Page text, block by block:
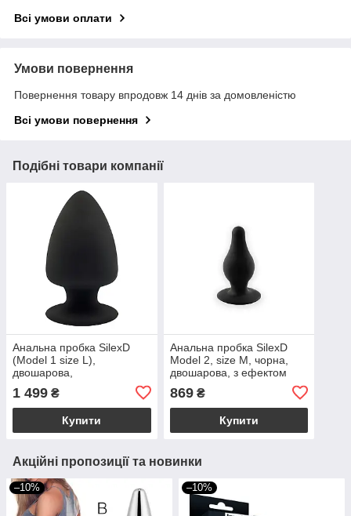
Всі умови оплати
Умови повернення
Повернення товару впродовж 14 днів за домовленістю
Всі умови повернення
Подібні товари компанії
Анальна пробка SilexD
(Model 1 size L),
двошарова,
силікон+Silexpan, діаметр
7,5 см
1 499 ₴
Купити
Анальна пробка SilexD
Model 2, size M, чорна,
двошарова, з ефектом
869₴
Купити
Акційні пропозиції та новинки
–10% –10%